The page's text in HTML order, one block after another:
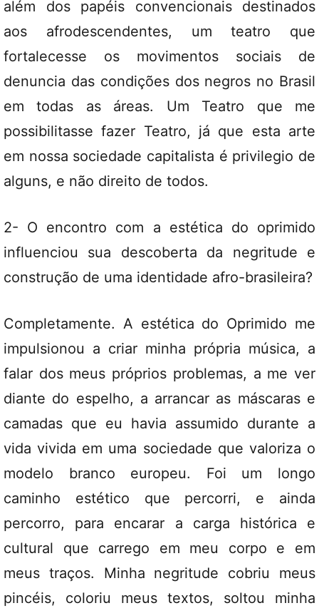
além dos papéis convencionais destinados
aos afrodescendentes, um teatro que
fortalecesse os movimentos sociais de
denuncia das condições dos negros no Brasil
em todas as áreas. Um Teatro que me
possibilitasse fazer Teatro, já que esta arte
em nossa sociedade capitalista é privilegio de
alguns, e não direito de todos.
2- O encontro com a estética do oprimido
influenciou sua descoberta da negritude e
construção de uma identidade afro-brasileira?
Completamente. A estética do Oprimido me
impulsionou a criar minha própria música, a
falar dos meus próprios problemas, a me ver
diante do espelho, a arrancar as máscaras e
camadas que eu havia assumido durante a
vida vivida em uma sociedade que valoriza o
modelo branco europeu. Foi um longo
caminho estético que percorri, e ainda
percorro, para encarar a carga histórica e
cultural que carrego em meu corpo e em
meus traços. Minha negritude cobriu meus
pincéis, coloriu meus textos, soltou minha